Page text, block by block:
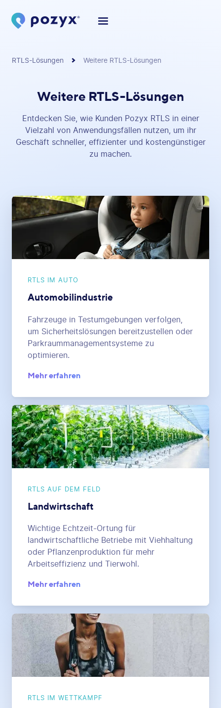
RTLS-Lösungen Weitere RTLS-Lösungen
Weitere RTLS-Lösungen
Entdecken Sie, wie Kunden Pozyx RTLS in einer
Vielzahl von Anwendungsfällen nutzen, um ihr
Geschäft schneller, effizienter und kostengünstiger
zu machen.
RTLS IM AUTO
Automobilindustrie
Fahrzeuge in Testumgebungen verfolgen,
um Sicherheitslösungen bereitzustellen oder
Parkraummanagementsysteme zu
optimieren.
Mehr erfahren
RTLS AUF DEM FELD
Landwirtschaft
Wichtige Echtzeit-Ortung für
landwirtschaftliche Betriebe mit Viehhaltung
oder Pflanzenproduktion für mehr
Arbeitseffizienz und Tierwohl.
Mehr erfahren
RTLS IM WETTKAMPF